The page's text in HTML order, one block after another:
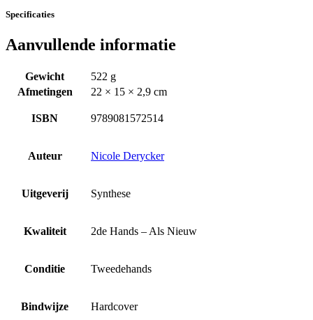
Specificaties
Aanvullende informatie
Gewicht
522 g
Afmetingen
22 × 15 × 2,9 cm
ISBN 9789081572514
Auteur Nicole Derycker
Uitgeverij Synthese
Kwaliteit 2de Hands – Als Nieuw
Conditie Tweedehands
Bindwijze Hardcover